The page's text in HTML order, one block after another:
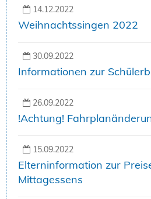
14.12.2022
Weihnachtssingen 2022
30.09.2022
Informationen zur
26.09.2022
!Achtung!
15.09.2022
Elterninformation zur
Mittagessens